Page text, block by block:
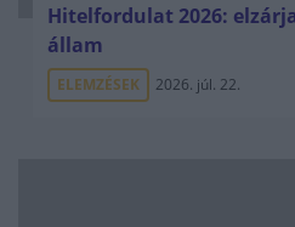
Hitelfordulat 2026:
állam
ELEMZÉSEK 2026. júl. 22.